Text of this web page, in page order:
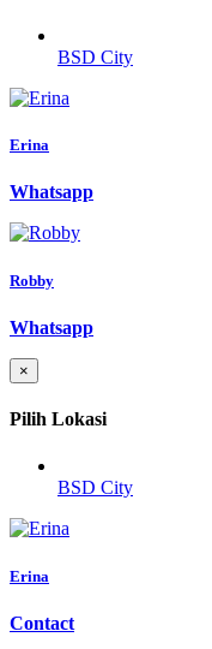
BSD City
Erina
Whatsapp
Robby
Whatsapp
×
Pilih Lokasi
BSD City
Erina
Contact